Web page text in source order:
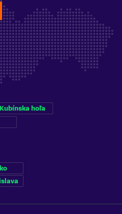
Kubínska hoľa